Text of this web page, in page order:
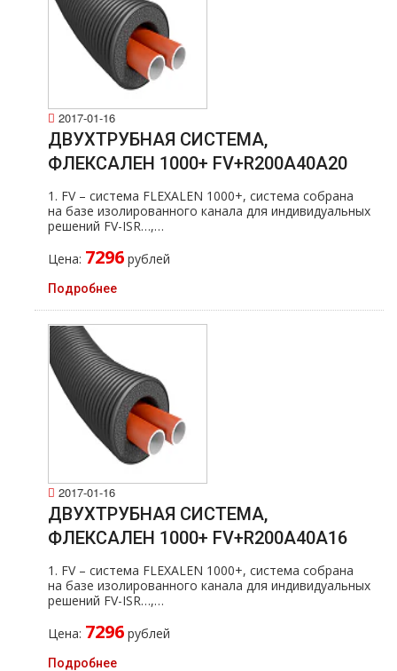
2017-01-16
ДВУХТРУБНАЯ СИСТЕМА,
ФЛЕКСАЛЕН 1000+ FV+R200A40A20
1. FV – система FLEXALEN 1000+, система собрана
на базе изолированного канала для индивидуальных
решений FV-ISR…,…
Цена: 7296 рублей
Подробнее
2017-01-16
ДВУХТРУБНАЯ СИСТЕМА,
ФЛЕКСАЛЕН 1000+ FV+R200A40A16
1. FV – система FLEXALEN 1000+, система собрана
на базе изолированного канала для индивидуальных
решений FV-ISR…,…
Цена: 7296 рублей
Подробнее